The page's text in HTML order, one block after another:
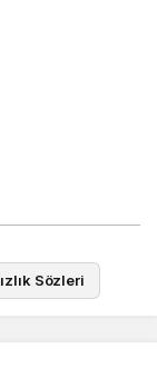
Sözleri